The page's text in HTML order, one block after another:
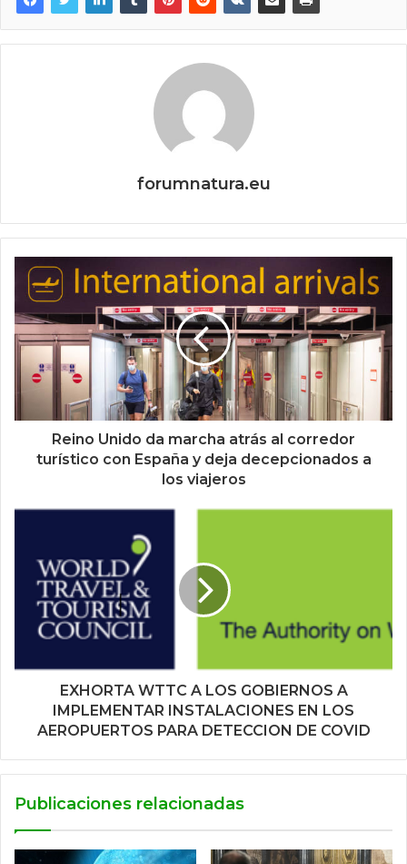
forumnatura.eu
Reino Unido da marcha atrás al corredor
turístico con España y deja decepcionados a
los viajeros
EXHORTA WTTC A LOS GOBIERNOS A
IMPLEMENTAR INSTALACIONES EN LOS
AEROPUERTOS PARA DETECCION DE COVID
Publicaciones relacionadas